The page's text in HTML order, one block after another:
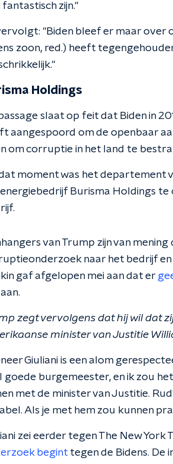
fantastisch zijn."
"Biden bleef er maar over
zoon, red.) heeft
Holdings
slaat op feit dat Biden in
aangespoord om de openbaar
om corruptie in het land te
moment was het departement
Burisma Holdings
van Trump zijn van
naar het bedrijf
gaf afgelopen mei aan dat er
zegt vervolgens dat hij wil dat
minister van Justitie
Giuliani is een alom
goede burgemeester, en ik zou
met de minister van Justitie.
Als je met hem zou kunnen
zei eerder tegen The New York
begint tegen de Bidens.